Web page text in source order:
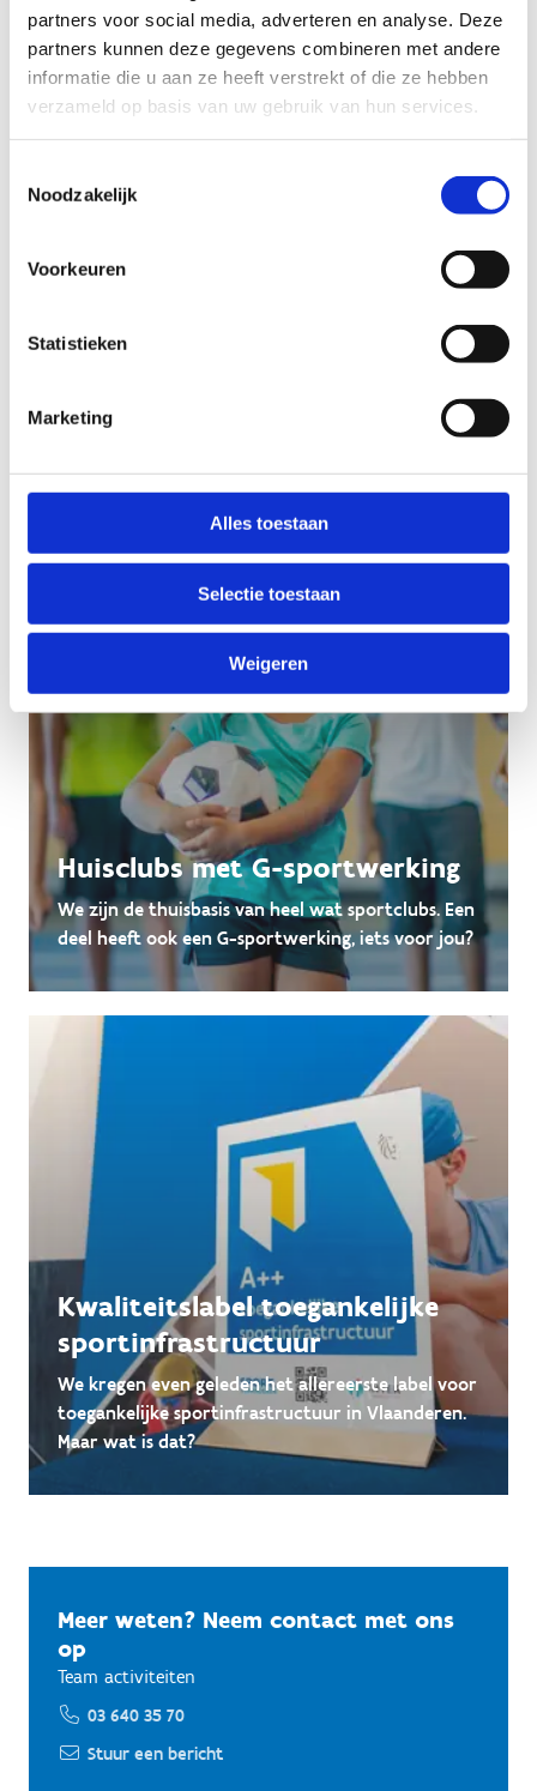
partners voor social media, adverteren en analyse. Deze
partners kunnen deze gegevens combineren met andere
informatie die u aan ze heeft verstrekt of die ze hebben
verzameld op basis van uw gebruik van hun services.
Noodzakelijk
Voorkeuren
Statistieken
Marketing
Alles toestaan
Selectie toestaan
Weigeren
G-sport met je collega's
G-sportervaring! Ervaar zélf wat het is om te
sporten met een beperking.
Huisclubs met G-sportwerking
We zijn de thuisbasis van heel wat sportclubs. Een
deel heeft ook een G-sportwerking, iets voor jou?
Kwaliteitslabel toegankelijke
sportinfrastructuur
We kregen even geleden het allereerste label voor
toegankelijke sportinfrastructuur in Vlaanderen.
Maar wat is dat?
Meer weten? Neem contact met ons
op
Team activiteiten
03 640 35 70
Stuur een bericht